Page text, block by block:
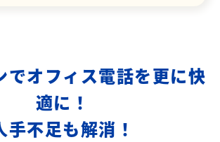
でオフィス電話を更に快
適に！
手不足も解消！